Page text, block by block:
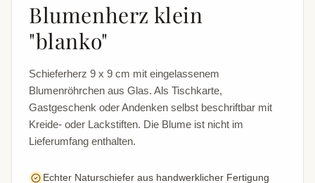
Blumenherz klein
"blanko"
Schieferherz 9 x 9 cm mit eingelassenem
Blumenröhrchen aus Glas. Als Tischkarte,
Gastgeschenk oder Andenken selbst beschriftbar mit
Kreide- oder Lackstiften. Die Blume ist nicht im
Lieferumfang enthalten.
Echter Naturschiefer aus handwerklicher Fertigung